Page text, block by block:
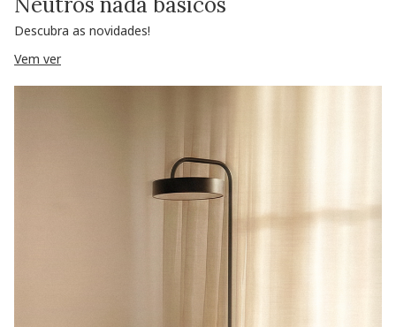
Descubra as novidades!
Vem ver